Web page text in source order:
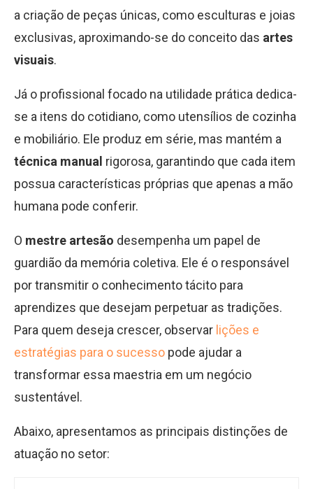
a criação de peças únicas, como esculturas e joias
exclusivas, aproximando-se do conceito das artes
visuais.
Já o profissional focado na utilidade prática dedica-
se a itens do cotidiano, como utensílios de cozinha
e mobiliário. Ele produz em série, mas mantém a
técnica manual rigorosa, garantindo que cada item
possua características próprias que apenas a mão
humana pode conferir.
O mestre artesão desempenha um papel de
guardião da memória coletiva. Ele é o responsável
por transmitir o conhecimento tácito para
aprendizes que desejam perpetuar as tradições.
Para quem deseja crescer, observar lições e
estratégias para o sucesso pode ajudar a
transformar essa maestria em um negócio
sustentável.
Abaixo, apresentamos as principais distinções de
atuação no setor: